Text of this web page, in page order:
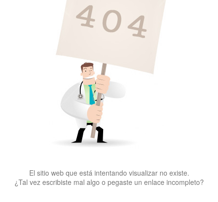
El sitio web que está intentando visualizar no existe.
¿Tal vez escribiste mal algo o pegaste un enlace incompleto?